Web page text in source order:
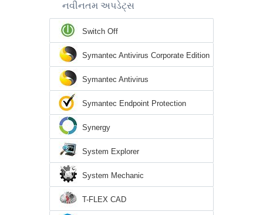
નવીનતમ અપડેટ્સ
Switch Off
Symantec Antivirus Corporate Edition
Symantec Antivirus
Symantec Endpoint Protection
Synergy
System Explorer
System Mechanic
T-FLEX CAD